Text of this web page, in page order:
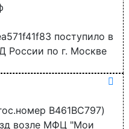
поступило в
России по г. Москве
В461ВС797)
возле МФЦ "Мои